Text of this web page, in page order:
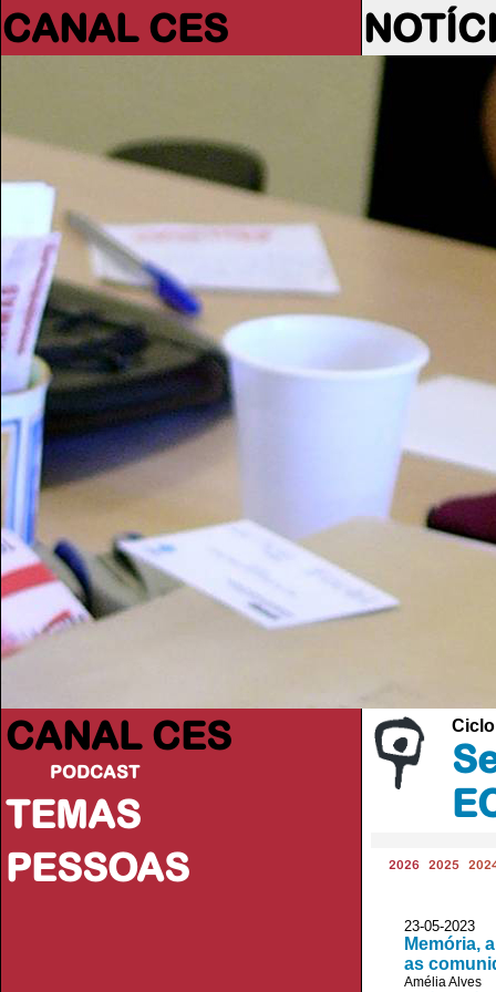
CANAL CES
CANAL CES
PODCAST
TEMAS
PESSOAS
Ciclo
2026 2025
23-05-
Memória,
as
Amélia Alves